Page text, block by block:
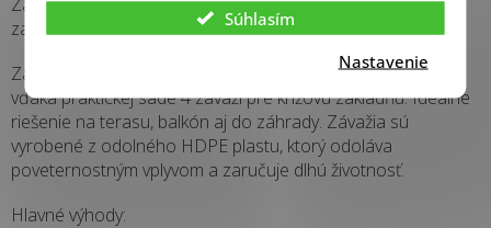
Súhlasím
Nastavenie
základňa plniteľná vodou alebo pieskom
Zaistite maximálnu stabilitu vášho záhradného slnečníka
vďaka praktickej sade 4 závaží pre krížovú základňu. Ideálne
riešenie na terasu, balkón aj do záhrady. Závažia sú
vyrobené z odolného HDPE plastu, ktorý odoláva
poveternostným vplyvom a zaručuje dlhú životnosť.
Hlavné výhody: